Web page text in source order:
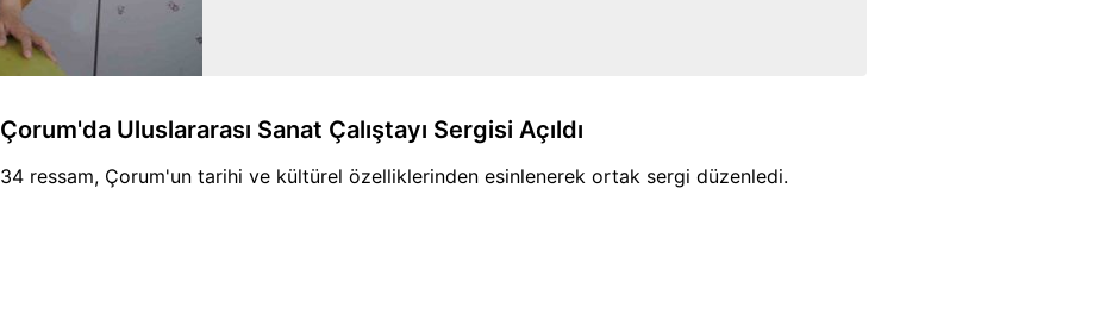
Çorum'da Uluslararası Sanat Çalıştayı Sergisi Açıldı
34 ressam, Çorum'un tarihi ve kültürel özelliklerinden esinlenerek ortak sergi düzenledi.